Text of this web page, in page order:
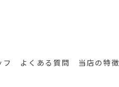
フ よくある質問 当店の特徴